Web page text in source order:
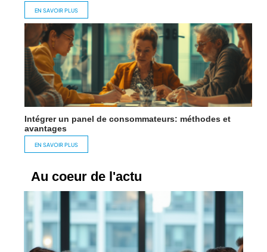
EN SAVOIR PLUS
Intégrer un panel de consommateurs: méthodes et
avantages
EN SAVOIR PLUS
Au coeur de l'actu